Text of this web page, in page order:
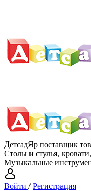
ДетсадЯр поставщик
Столы и стулья,
Музыкальные
Войти /Регистрация